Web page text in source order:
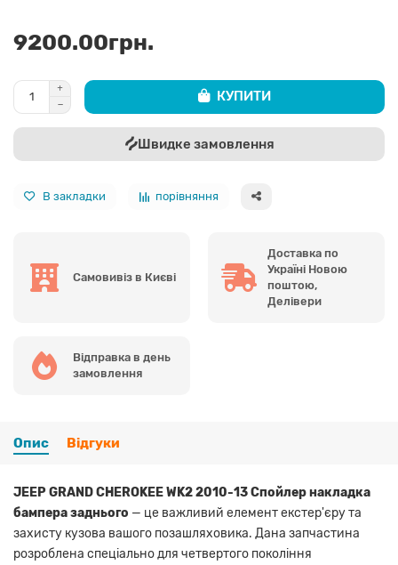
9200.00грн.
КУПИТИ
Швидке замовлення
В закладки порівняння
Самовивіз в Києві
Доставка по
Україні Новою
поштою,
Делівери
Відправка в день
замовлення
Опис Відгуки
JEEP GRAND CHEROKEE WK2 2010-13 Спойлер накладка
бампера заднього — це важливий елемент екстер'єру та
захисту кузова вашого позашляховика. Дана запчастина
розроблена спеціально для четвертого покоління